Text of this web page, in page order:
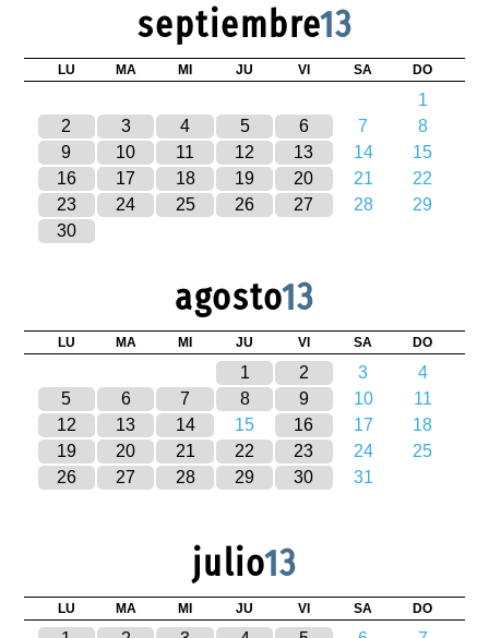
septiembre13
LU MA MI JU VI SA DO
1
2
3 4 5 6 7
8
9
10 11 12 13 14
15
16
17 18 19 20 21
22
23
24 25 26 27 28
29
30
agosto13
LU MA MI JU VI SA DO
1 2 3
4
5
6 7 8 9 10
11
12
13 14 15 16 17
18
19
20 21 22 23 24
25
26
27 28 29 30 31
julio13
LU MA MI JU VI SA DO